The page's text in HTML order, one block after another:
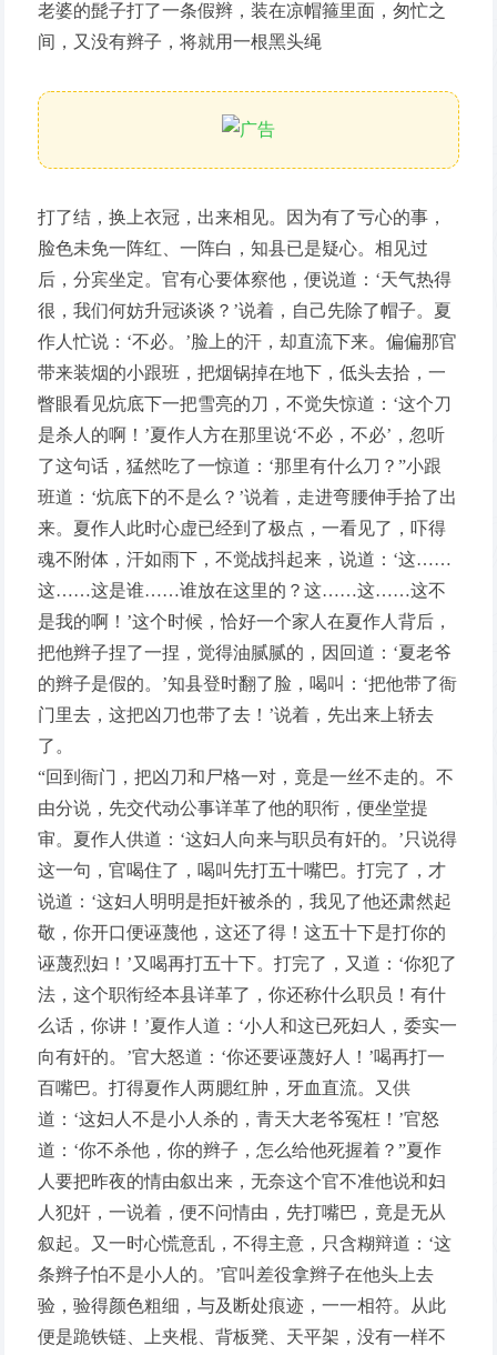
老婆的髭子打了一条假辫，装在凉帽箍里面，匆忙之
间，又没有辫子，将就用一根黑头绳
打了结，换上衣冠，出来相见。因为有了亏心的事，
脸色未免一阵红、一阵白，知县已是疑心。相见过
后，分宾坐定。官有心要体察他，便说道：‘天气热得
很，我们何妨升冠谈谈？’说着，自己先除了帽子。夏
作人忙说：‘不必。’脸上的汗，却直流下来。偏偏那官
带来装烟的小跟班，把烟锅掉在地下，低头去拾，一
瞥眼看见炕底下一把雪亮的刀，不觉失惊道：‘这个刀
是杀人的啊！’夏作人方在那里说‘不必，不必’，忽听
了这句话，猛然吃了一惊道：‘那里有什么刀？”小跟
班道：‘炕底下的不是么？’说着，走进弯腰伸手拾了出
来。夏作人此时心虚已经到了极点，一看见了，吓得
魂不附体，汗如雨下，不觉战抖起来，说道：‘这……
这……这是谁……谁放在这里的？这……这……这不
是我的啊！’这个时候，恰好一个家人在夏作人背后，
把他辫子捏了一捏，觉得油腻腻的，因回道：‘夏老爷
的辫子是假的。’知县登时翻了脸，喝叫：‘把他带了衙
门里去，这把凶刀也带了去！’说着，先出来上轿去
了。
“回到衙门，把凶刀和尸格一对，竟是一丝不走的。不
由分说，先交代动公事详革了他的职衔，便坐堂提
审。夏作人供道：‘这妇人向来与职员有奸的。’只说得
这一句，官喝住了，喝叫先打五十嘴巴。打完了，才
说道：‘这妇人明明是拒奸被杀的，我见了他还肃然起
敬，你开口便诬蔑他，这还了得！这五十下是打你的
诬蔑烈妇！’又喝再打五十下。打完了，又道：‘你犯了
法，这个职衔经本县详革了，你还称什么职员！有什
么话，你讲！’夏作人道：‘小人和这已死妇人，委实一
向有奸的。’官大怒道：‘你还要诬蔑好人！’喝再打一
百嘴巴。打得夏作人两腮红肿，牙血直流。又供
道：‘这妇人不是小人杀的，青天大老爷冤枉！’官怒
道：‘你不杀他，你的辫子，怎么给他死握着？”夏作
人要把昨夜的情由叙出来，无奈这个官不准他说和妇
人犯奸，一说着，便不问情由，先打嘴巴，竟是无从
叙起。又一时心慌意乱，不得主意，只含糊辩道：‘这
条辫子怕不是小人的。’官叫差役拿辫子在他头上去
验，验得颜色粗细，与及断处痕迹，一一相符。从此
便是跪铁链、上夹棍、背板凳、天平架，没有一样不